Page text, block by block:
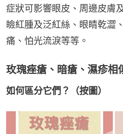
症狀可影響眼皮、周邊皮膚
瞼紅腫及泛紅絲、眼睛乾澀
痛、怕光流淚等等。
玫瑰痤瘡、暗瘡、濕疹相
如何區分它們？（按圖）